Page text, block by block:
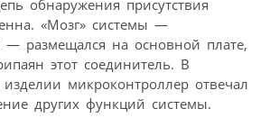
обнаружения присутствия
«Мозг» системы —
— размещался на основной плате,
этот соединитель. В
микроконтроллер отвечал
других функций системы.